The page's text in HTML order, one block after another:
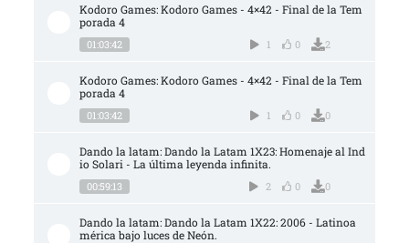
Kodoro Games: Kodoro Games - 4×42 - Final de la Tem
porada 4
01:03:42 1 0 2
Kodoro Games: Kodoro Games - 4×42 - Final de la Tem
porada 4
01:03:42 1 0 0
Dando la latam: Dando la Latam 1X23: Homenaje al Ind
io Solari - La última leyenda infinita.
00:59:13 2 0 0
Dando la latam: Dando la Latam 1X22: 2006 - Latinoa
mérica bajo luces de Neón.